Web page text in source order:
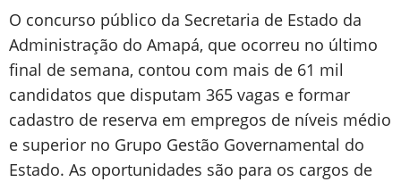
O concurso público da Secretaria de Estado da
Administração do Amapá, que ocorreu no último
final de semana, contou com mais de 61 mil
candidatos que disputam 365 vagas e formar
cadastro de reserva em empregos de níveis médio
e superior no Grupo Gestão Governamental do
Estado. As oportunidades são para os cargos de